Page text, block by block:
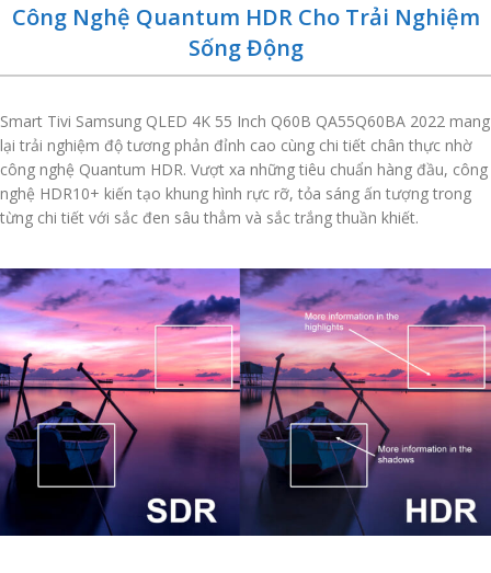
Công Nghệ Quantum HDR Cho Trải Nghiệm
Sống Động
Smart Tivi Samsung QLED 4K 55 Inch Q60B QA55Q60BA 2022 mang
lại trải nghiệm độ tương phản đỉnh cao cùng chi tiết chân thực nhờ
công nghệ Quantum HDR. Vượt xa những tiêu chuẩn hàng đầu, công
nghệ HDR10+ kiến tạo khung hình rực rỡ, tỏa sáng ấn tượng trong
từng chi tiết với sắc đen sâu thẳm và sắc trắng thuần khiết.